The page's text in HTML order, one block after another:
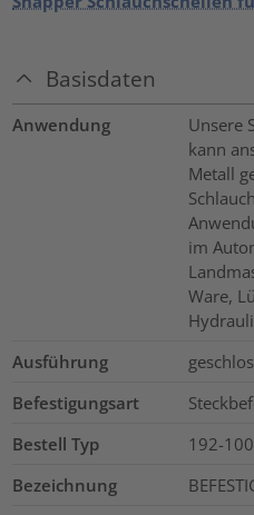
Basisdaten
Anwendung
Unsere
kann
Metall
im
Ware,
Ausführung
Befestigungsart
Bestell Typ
192-
Bezeichnung